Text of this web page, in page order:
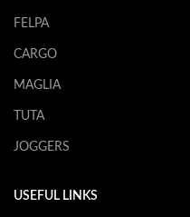
FELPA
CARGO
MAGLIA
TUTA
JOGGERS
USEFUL LINKS